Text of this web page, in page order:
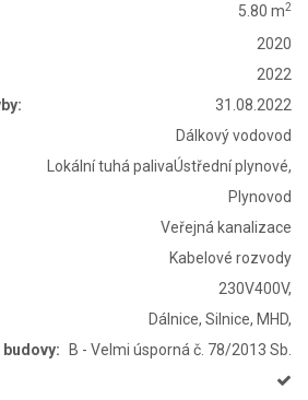
5.80 m2
2020
2022
31.08.2022
Dálkový vodovod
Lokální tuhá palivaÚstřední plynové,
Plynovod
Veřejná kanalizace
Kabelové rozvody
230V400V,
Dálnice, Silnice, MHD,
B - Velmi úsporná č. 78/2013 Sb.